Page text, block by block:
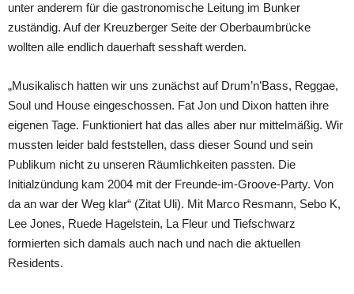
unter anderem für die gastronomische Leitung im Bunker
zuständig. Auf der Kreuzberger Seite der Oberbaumbrücke
wollten alle endlich dauerhaft sesshaft werden.
„Musikalisch hatten wir uns zunächst auf Drum’n’Bass, Reggae,
Soul und House eingeschossen. Fat Jon und Dixon hatten ihre
eigenen Tage. Funktioniert hat das alles aber nur mittelmäßig. Wir
mussten leider bald feststellen, dass dieser Sound und sein
Publikum nicht zu unseren Räumlichkeiten passten. Die
Initialzündung kam 2004 mit der Freunde-im-Groove-Party. Von
da an war der Weg klar“ (Zitat Uli). Mit Marco Resmann, Sebo K,
Lee Jones, Ruede Hagelstein, La Fleur und Tiefschwarz
formierten sich damals auch nach und nach die aktuellen
Residents.